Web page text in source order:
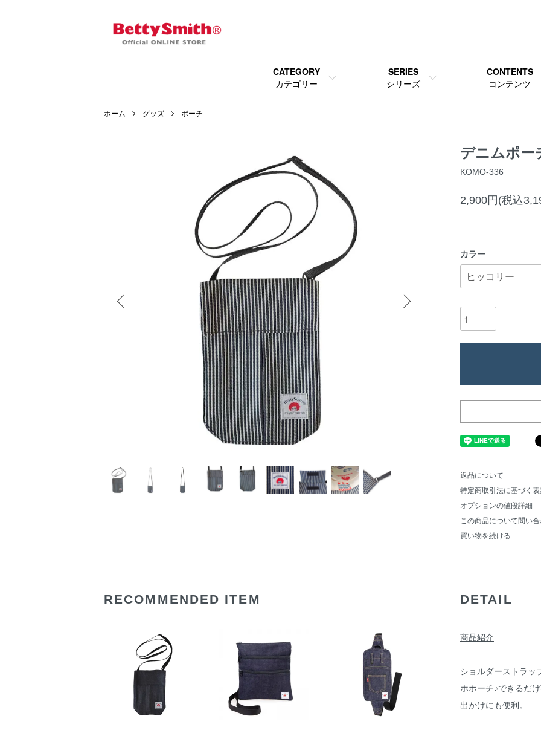
CATEGORY
カテゴリー
SERIES
シリーズ
CONTENTS
コンテンツ
ホーム グッズ ポーチ
デニムポー
KOMO-336
2,900円(税込
カラー
返品について
特定商取引法に基づく
オプションの値段詳細
この商品について問い
買い物を続ける
DETAIL
商品紹介
ショルダーストラッ
ホポーチ♪できるだ
出かけにも便利。
RECOMMENDED ITEM